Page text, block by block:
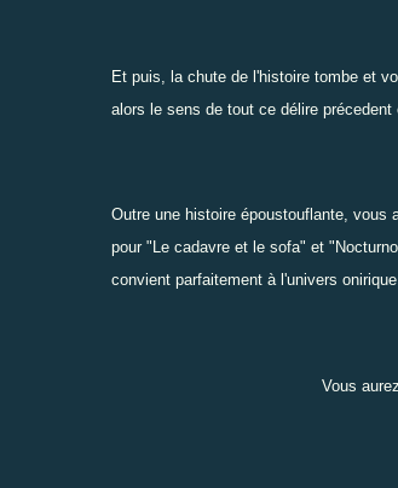
Et puis, la chute de l'histoire tombe et
alors le sens de tout ce délire
Outre une histoire époustouflante, vous
pour "Le cadavre et le sofa" et
convient parfaitement à l'univers
Vous